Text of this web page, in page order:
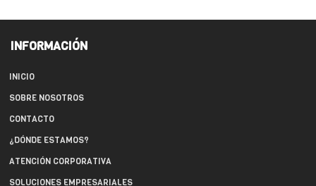
INFORMACIÓN
INICIO
SOBRE NOSOTROS
CONTACTO
¿DÓNDE ESTAMOS?
ATENCIÓN CORPORATIVA
SOLUCIONES EMPRESARIALES